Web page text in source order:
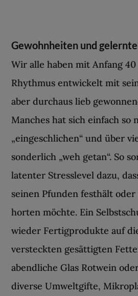
Gewohnheiten und
Wir alle haben mit Anfang
Rhythmus entwickelt mit
aber durchaus lieb
Manches hat sich einfach so
„eingeschlichen“ und über
sonderlich „weh getan“. So
latenter Stresslevel dazu,
seinen Pfunden festhält
horten möchte. Ein
wieder Fertigprodukte auf
versteckten gesättigten
abendliche Glas Rotwein
diverse Umweltgifte,